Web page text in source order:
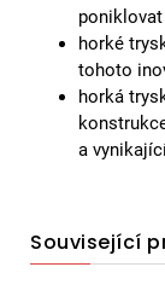
poniklovat
horké
tohoto
horká
a
Související